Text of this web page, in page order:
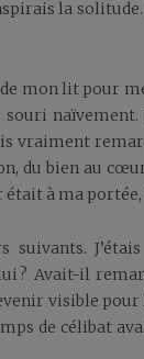
la solitude.
mon lit pour
naïvement.
vraiment
du bien au
à ma portée,
J’étais
? Avait-il
visible
de célibat